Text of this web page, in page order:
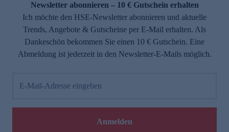
Newsletter abonnieren – 10 € Gutschein erhalten
Ich möchte den HSE-Newsletter abonnieren und aktuelle
Trends, Angebote & Gutscheine per E-Mail erhalten. Als
Dankeschön bekommen Sie einen 10 € Gutschein. Eine
Abmeldung ist jederzeit in den Newsletter-E-Mails möglich.
E-Mail-Adresse eingeben
Anmelden